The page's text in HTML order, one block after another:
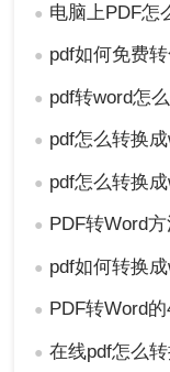
● 电脑上PDF怎么免费转
● pdf如何免费转化成
● pdf转word怎么保留原
● pdf怎么转换成
● pdf怎么转换成
● PDF转Word方法指南：
● pdf如何转换成
● PDF转Word的4种方法
● 在线pdf怎么转换成word